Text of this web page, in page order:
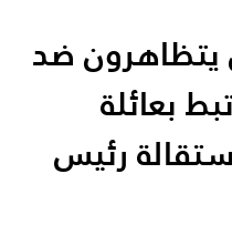
يتظاهرون ضد
بعائلة
رئيس